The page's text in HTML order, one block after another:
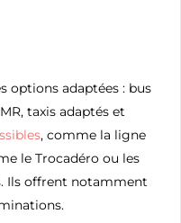
options adaptées : bus
taxis adaptés et
, comme la ligne
le Trocadéro ou les
Ils offrent notamment